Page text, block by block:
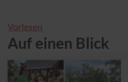
Vorlesen
Auf einen Blick